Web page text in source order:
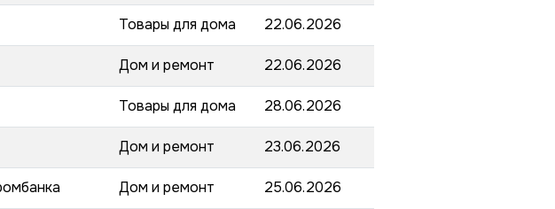
Товары для дома 22.06.2026
Дом и ремонт 22.06.2026
Товары для дома 28.06.2026
Дом и ремонт 23.06.2026
Дом и ремонт 25.06.2026